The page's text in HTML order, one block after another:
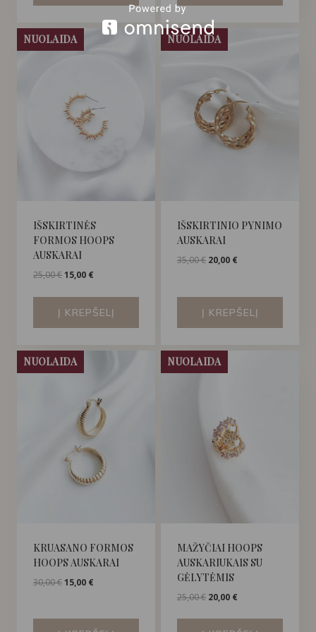
NUOLAIDA
IŠSKIRTINĖS
FORMOS HOOPS
AUSKARAI
25,00€Original
was:
25,00 €.
15,00 €
is:
15,00 €.
Į KREPŠELĮ
NUOLAIDA
IŠSKIRTINIO PYNIMO
AUSKARAI
35,00€ Original
35,00 €.
20,00 €
20,00 €.
Į KREPŠELĮ
NUOLAIDA
KRUASANO FORMOS
HOOPS AUSKARAI
30,00€Original
30,00 €.
15,00 €
15,00 €.
NUOLAIDA
MAŽYČIAI HOOPS
AUSKARIUKAIS SU
GĖLYTĖMIS
25,00€ Original
20,00 €